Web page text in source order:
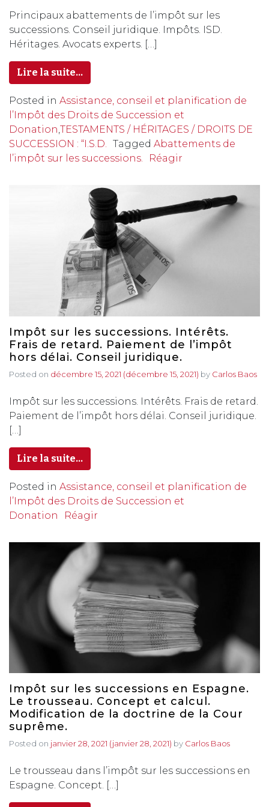
Principaux abattements de l’impôt sur les
successions. Conseil juridique. Impôts. ISD.
Héritages. Avocats experts. […]
Lire la suite…
Posted in Assistance, conseil et planification de
l’Impôt des Droits de Succession et
Donation TESTAMENTS / HÉRITAGES / DROITS DE
SUCCESSION : “I.S.D.
Tagged Abattements de
l’impôt sur les successions.
Réagir
Impôt sur les successions. Intérêts.
Frais de retard. Paiement de l’impôt
hors délai. Conseil juridique.
Posted on décembre 15, 2021 (décembre 15, 2021) by Carlos Baos
Impôt sur les successions. Intérêts. Frais de retard.
Paiement de l’impôt hors délai. Conseil juridique.
[…]
Lire la suite…
Posted in Assistance, conseil et planification de
l’Impôt des Droits de Succession et
Donation
Réagir
Impôt sur les successions en Espagne.
Le trousseau. Concept et calcul.
Modification de la doctrine de la Cour
suprême.
Posted on janvier 28, 2021 (janvier 28, 2021) by Carlos Baos
Le trousseau dans l’impôt sur les successions en
Espagne. Concept. […]